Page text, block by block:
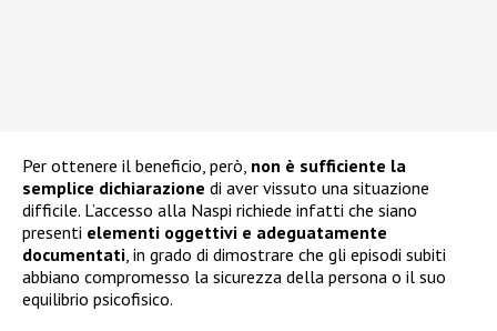
Per ottenere il beneficio, però, non è sufficiente la
semplice dichiarazione di aver vissuto una situazione
difficile. L’accesso alla Naspi richiede infatti che siano
presenti elementi oggettivi e adeguatamente
documentati, in grado di dimostrare che gli episodi subiti
abbiano compromesso la sicurezza della persona o il suo
equilibrio psicofisico.